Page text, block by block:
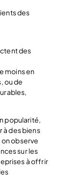
des
des
moins en
ou de
popularité,
à des biens
observe
sur les
à offrir